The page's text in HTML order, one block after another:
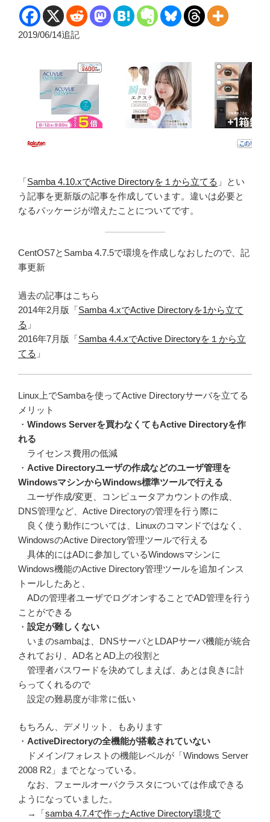
2019/06/14追記
「Samba 4.10.xでActive Directoryを１から立てる 」とい
う記事を更新版の記事を作成しています。違いは必要と
なるパッケージが増えたことについてです。
CentOS7とSamba 4.7.5で環境を作成しなおしたので、記
事更新
過去の記事はこちら
2014年2月版「Samba 4.xでActive Directoryを1から立て
る 」
2016年7月版「Samba 4.4.xでActive Directoryを１から立
てる 」
Linux上でSambaを使ってActive Directoryサーバを立てる
メリット
・ Windows Serverを買わなくてもActive Directoryを作
れる
ライセンス費用の低減
・ Active Directoryユーザの作成などのユーザ管理を
WindowsマシンからWindows標準ツールで行える
ユーザ作成/変更、コンピュータアカウントの作成、
DNS管理など、Active Directoryの管理を行う際に
良く使う動作については、Linuxのコマンドではなく、
WindowsのActive Directory管理ツールで行える
具体的にはADに参加しているWindowsマシンに
Windows機能のActive Directory管理ツールを追加インス
トールしたあと、
ADの管理者ユーザでログオンすることでAD管理を行う
ことができる
・ 設定が難しくない
いまのsambaは、DNSサーバとLDAPサーバ機能が統合
されており、AD名とAD上の役割と
管理者パスワードを決めてしまえば、あとは良きに計
らってくれるので
設定の難易度が非常に低い
もちろん、デメリット、もあります
・ ActiveDirectoryの全機能が搭載されていない
ドメイン/フォレストの機能レベルが「Windows Server
2008 R2」までとなっている。
なお、フェールオーバクラスタについては作成できる
ようになっていました。
→「samba 4.7.4で作ったActive Directory環境で